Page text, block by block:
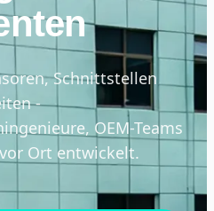
Schnittstellen
-
OEM-Teams
Ort entwickelt.